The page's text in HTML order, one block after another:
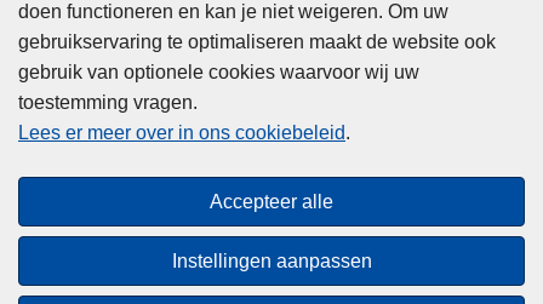
doen functioneren en kan je niet weigeren. Om uw
gebruikservaring te optimaliseren maakt de website ook
gebruik van optionele cookies waarvoor wij uw
toestemming vragen.
Lees er meer over in ons cookiebeleid.
Accepteer alle
Instellingen aanpassen
Privacy
Cookies
Toegankelijkheid
© 2026 Politie.be